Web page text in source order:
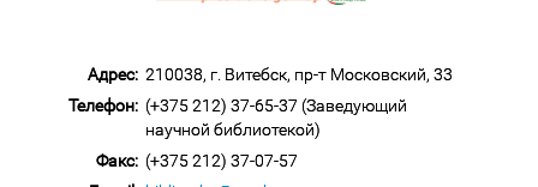
Адрес: 210038, г. Витебск, пр-т Московский, 33
Телефон: (+375 212) 37-65-37 (Заведующий
научной библиотекой)
Факс: (+375 212) 37-07-57